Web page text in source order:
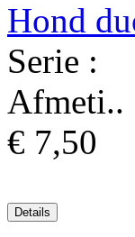
Hond
Serie :
Afmeti..
€ 7,50